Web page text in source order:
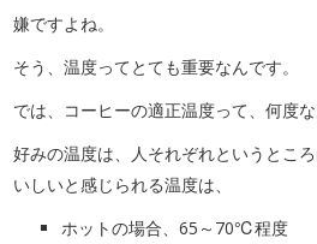
嫌ですよね。
そう、温度ってとても重要なんです。
では、コーヒーの適正温度って、何度
好みの温度は、人それぞれというとこ
いしいと感じられる温度は、
ホットの場合、65～70℃程度